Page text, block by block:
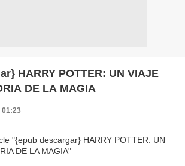
HARRY POTTER: UN VIAJE
DE LA MAGIA
01:23